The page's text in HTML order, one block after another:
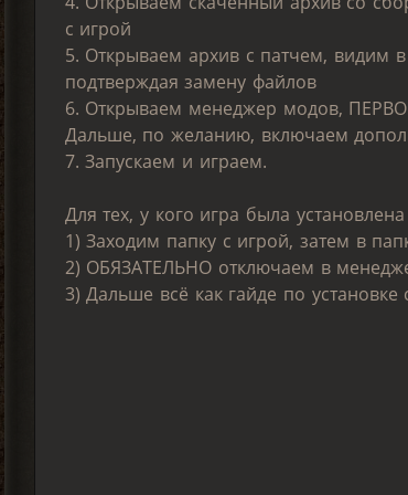
с игрой
5. Открываем архив с патчем, видим в
подтверждая замену файлов
6. Открываем менеджер модов,
Дальше, по желанию, включаем
7. Запускаем и играем.
Для тех, у кого игра была
1) Заходим папку с игрой, затем в
2) ОБЯЗАТЕЛЬНО отключаем в
3) Дальше всё как гайде по установке